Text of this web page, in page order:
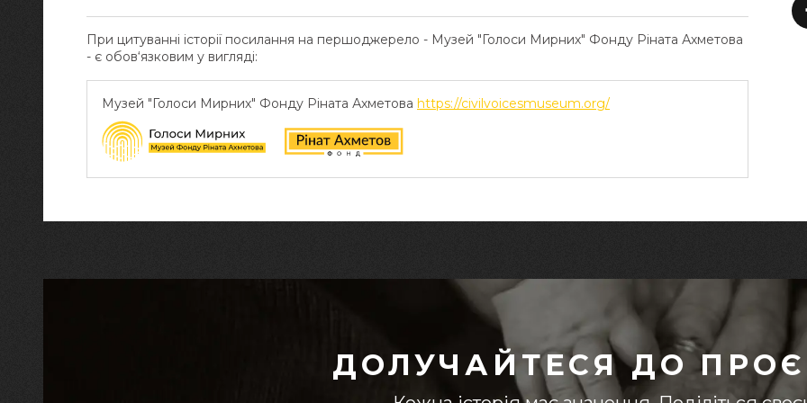
При цитуванні історії посилання на першоджерело - Музей "Голоси Мирних" Фонду Ріната Ахметова
- є обов‘язковим у вигляді:
Музей "Голоси Мирних" Фонду Ріната Ахметова https://civilvoicesmuseum.org/
ДОЛУЧАЙТЕСЯ ДО